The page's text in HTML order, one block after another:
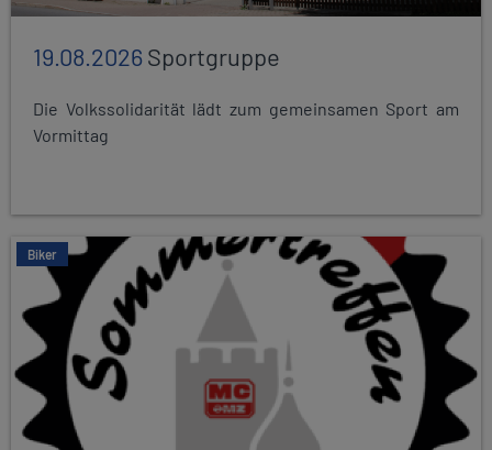
19.08.2026Sportgruppe
Die Volkssolidarität lädt zum gemeinsamen Sport am
Vormittag
Biker